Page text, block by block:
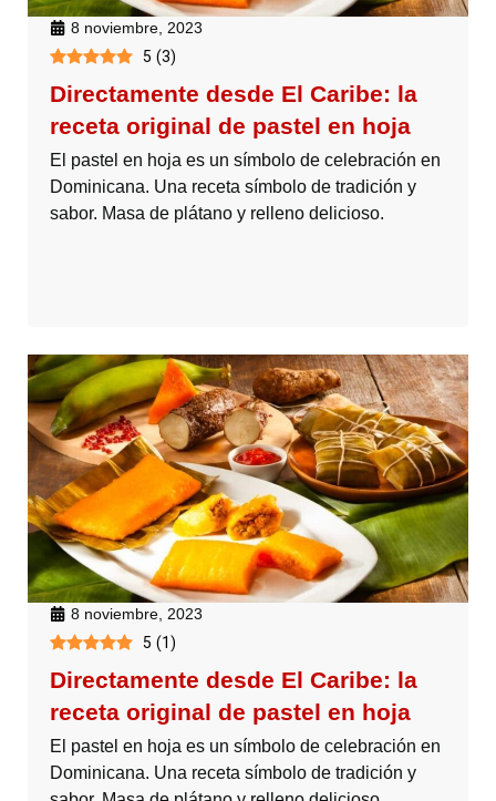
8 noviembre, 2023
5 (3)
Directamente desde El Caribe: la
receta original de pastel en hoja
El pastel en hoja es un símbolo de celebración en
Dominicana. Una receta símbolo de tradición y
sabor. Masa de plátano y relleno delicioso.
8 noviembre, 2023
5 (1)
Directamente desde El Caribe: la
receta original de pastel en hoja
El pastel en hoja es un símbolo de celebración en
Dominicana. Una receta símbolo de tradición y